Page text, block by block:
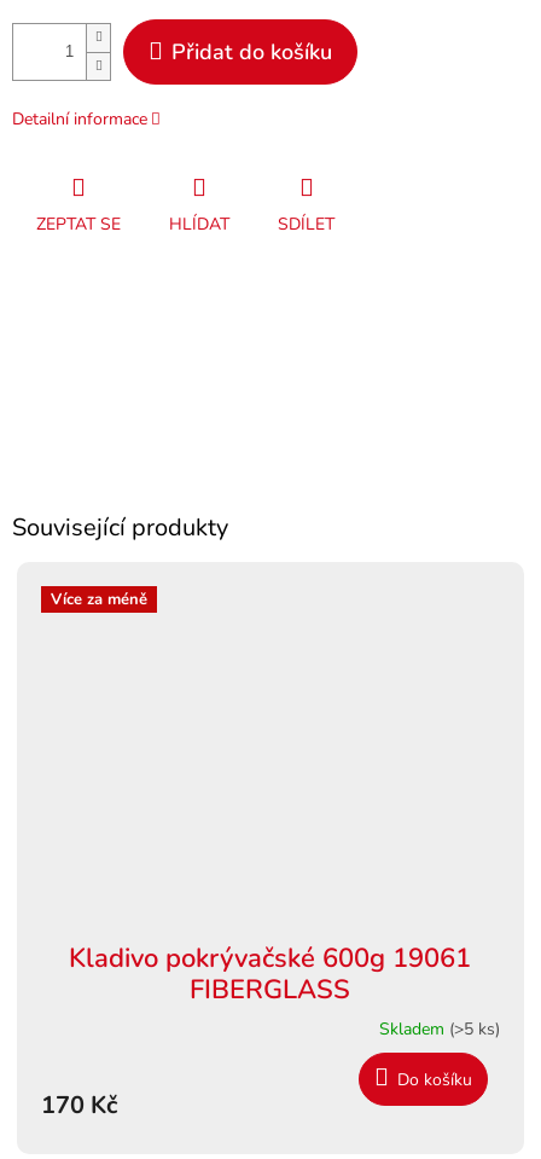
Přidat do košíku
Detailní informace
ZEPTAT SE HLÍDAT SDÍLET
Související produkty
Více za méně
Kladivo pokrývačské 600g 19061
FIBERGLASS
Skladem (>5 ks)
170 Kč
Do košíku